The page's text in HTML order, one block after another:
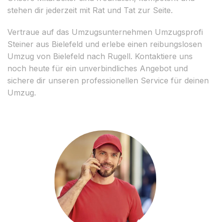
stehen dir jederzeit mit Rat und Tat zur Seite.
Vertraue auf das Umzugsunternehmen Umzugsprofi
Steiner aus Bielefeld und erlebe einen reibungslosen
Umzug von Bielefeld nach Rugell. Kontaktiere uns
noch heute für ein unverbindliches Angebot und
sichere dir unseren professionellen Service für deinen
Umzug.